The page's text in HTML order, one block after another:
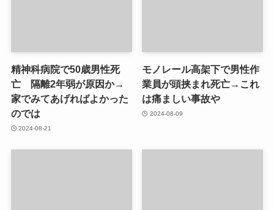
精神科病院で50歳男性死
亡 隔離2年弱が原因か→
家でみてあげればよかった
のでは
2024-08-21
モノレール高架下で男性作
業員が頭挟まれ死亡→これ
は痛ましい事故や
2024-08-09